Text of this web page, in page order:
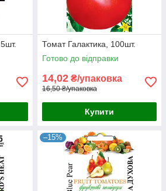
Томат Галактика, 100шт.
Готово до відправки
14,02 ₴/упаковка
16,50 ₴/упаковка
Купити
–15%